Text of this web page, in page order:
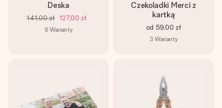
Deska
141,00 zł 127,00 zł
6 Warianty
Czekoladki Merci z
kartką
od 59,00 zł
3 Warianty